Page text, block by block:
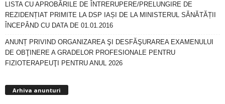
LISTA CU APROBĂRILE DE ÎNTRERUPERE/PRELUNGIRE DE
REZIDENȚIAT PRIMITE LA DSP IAȘI DE LA MINISTERUL SĂNĂTĂȚII
ÎNCEPÂND CU DATA DE 01.01.2016
ANUNȚ PRIVIND ORGANIZAREA ŞI DESFĂŞURAREA EXAMENULUI
DE OBŢINERE A GRADELOR PROFESIONALE PENTRU
FIZIOTERAPEUŢI PENTRU ANUL 2026
Arhiva anunturi